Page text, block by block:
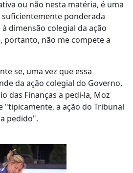
ou não nesta matéria, é uma
ponderada
dimensão colegial da ação
portanto, não me compete a
se, uma vez que essa
da ação colegial do Governo,
das Finanças a pedi-la, Moz
"tipicamente, a ação do Tribunal
pedido".